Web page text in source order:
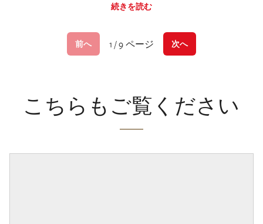
続きを読む
前へ 1 / 9 ページ 次へ
こちらもご覧ください